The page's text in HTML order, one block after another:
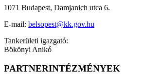
1071 Budapest, Damjanich utca 6.
E-mail: belsopest@kk.gov.hu
Tankerületi igazgató:
Bökönyi Anikó
PARTNERINTÉZMÉNYEK